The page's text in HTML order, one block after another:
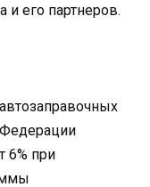
и его партнеров.
6% при